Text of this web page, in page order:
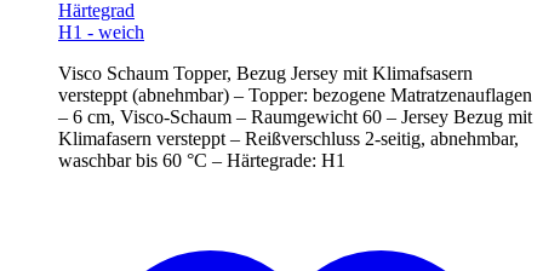
Härtegrad
H1 - weich
Visco Schaum Topper, Bezug Jersey mit Klimafsasern
versteppt (abnehmbar) – Topper: bezogene Matratzenauflagen
– 6 cm, Visco-Schaum – Raumgewicht 60 – Jersey Bezug mit
Klimafasern versteppt – Reißverschluss 2-seitig, abnehmbar,
waschbar bis 60 °C – Härtegrade: H1